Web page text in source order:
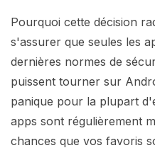
Pourquoi cette décision
s'assurer que seules les
dernières normes de
puissent tourner sur
panique pour la plupart
apps sont régulièrement
chances que vos favoris